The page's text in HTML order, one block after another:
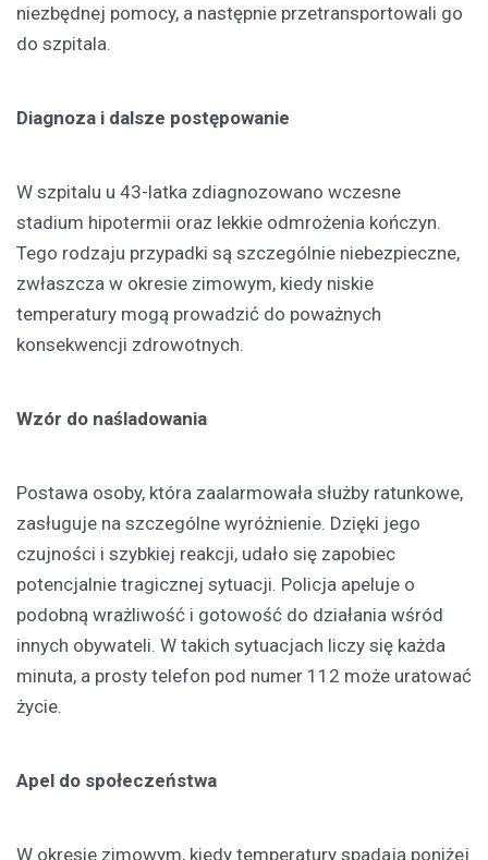
niezbędnej pomocy, a następnie przetransportowali go
do szpitala.
Diagnoza i dalsze postępowanie
W szpitalu u 43-latka zdiagnozowano wczesne
stadium hipotermii oraz lekkie odmrożenia kończyn.
Tego rodzaju przypadki są szczególnie niebezpieczne,
zwłaszcza w okresie zimowym, kiedy niskie
temperatury mogą prowadzić do poważnych
konsekwencji zdrowotnych.
Wzór do naśladowania
Postawa osoby, która zaalarmowała służby ratunkowe,
zasługuje na szczególne wyróżnienie. Dzięki jego
czujności i szybkiej reakcji, udało się zapobiec
potencjalnie tragicznej sytuacji. Policja apeluje o
podobną wrażliwość i gotowość do działania wśród
innych obywateli. W takich sytuacjach liczy się każda
minuta, a prosty telefon pod numer 112 może uratować
życie.
Apel do społeczeństwa
W okresie zimowym, kiedy temperatury spadają poniżej